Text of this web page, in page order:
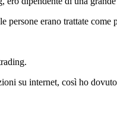
persone erano trattate come
su internet, così ho